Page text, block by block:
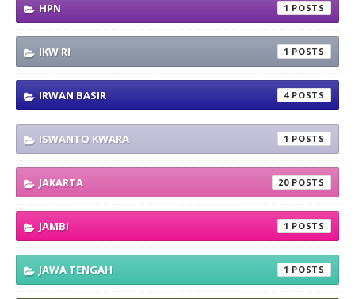
HPN 1
IKW RI 1
IRWAN BASIR 4
ISWANTO KWARA 1
JAKARTA 20
JAMBI 1
JAWA TENGAH 1